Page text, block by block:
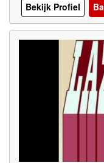
Bekijk Profiel